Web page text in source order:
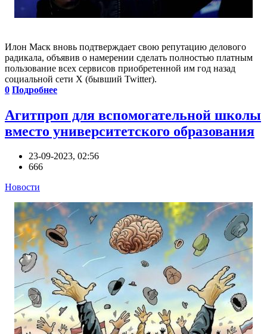
Илон Маск вновь подтверждает свою репутацию делового
радикала, объявив о намерении сделать полностью платным
пользование всех сервисов приобретенной им год назад
социальной сети Х (бывший Twitter).
0 Подробнее
Агитпроп для вспомогательной школы
вместо университетского образования
23-09-2023, 02:56
666
Новости